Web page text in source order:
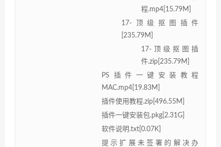
程.mp4[15.79M]
17-顶级抠图插件
[235.79M]
17-顶级抠图插
件.zip[235.79M]
PS插件一键安装教程
MAC.mp4[19.83M]
插件使用教程.zip[496.55M]
插件一键安装包.pkg[2.31G]
软件说明.txt[0.07K]
提示扩展未签署的解决办